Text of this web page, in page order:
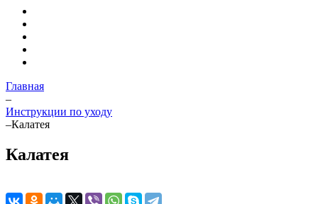
Главная
–
Инструкции по уходу
–Калатея
Калатея